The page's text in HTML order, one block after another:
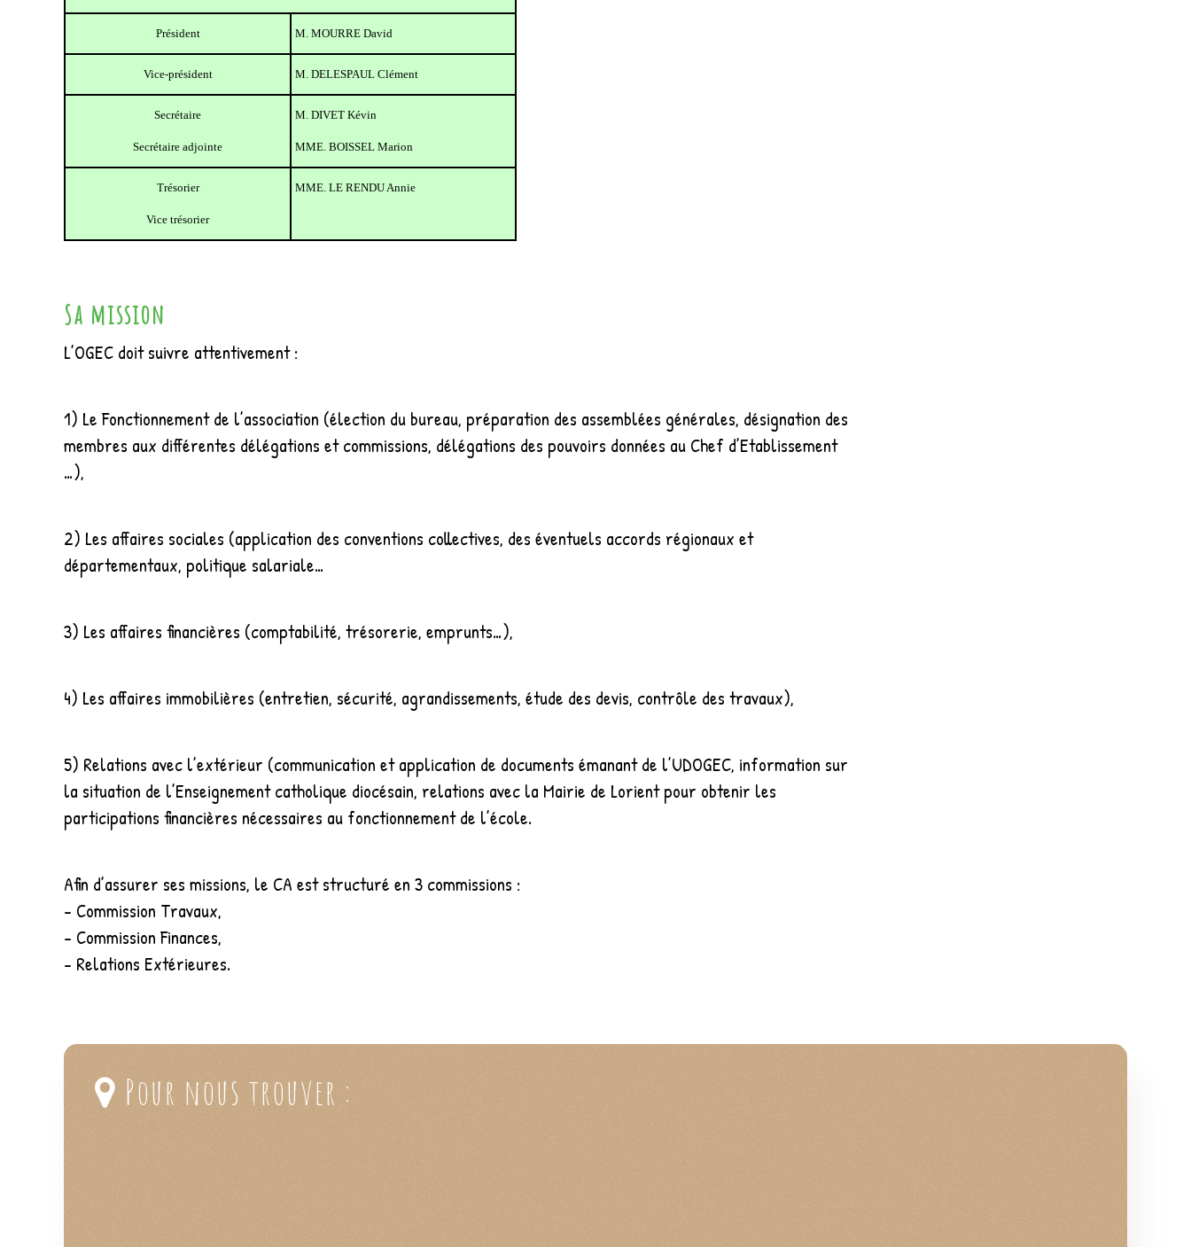
Président M. MOURRE David
Vice-président M. DELESPAUL Clément
Secrétaire
Secrétaire adjointe
M. DIVET Kévin
MME. BOISSEL Marion
Trésorier
Vice trésorier
MME. LE RENDU Annie
Sa mission
L’OGEC doit suivre attentivement :
1) Le Fonctionnement de l’association (élection du bureau, préparation des assemblées générales, désignation des
membres aux différentes délégations et commissions, délégations des pouvoirs données au Chef d’Etablissement
…),
2) Les affaires sociales (application des conventions collectives, des éventuels accords régionaux et
départementaux, politique salariale…
3) Les affaires financières (comptabilité, trésorerie, emprunts…),
4) Les affaires immobilières (entretien, sécurité, agrandissements, étude des devis, contrôle des travaux),
5) Relations avec l’extérieur (communication et application de documents émanant de l’UDOGEC, information sur
la situation de l’Enseignement catholique diocésain, relations avec la Mairie de Lorient pour obtenir les
participations financières nécessaires au fonctionnement de l’école.
Afin d’assurer ses missions, le CA est structuré en 3 commissions :
- Commission Travaux,
- Commission Finances,
- Relations Extérieures.
Pour nous trouver :